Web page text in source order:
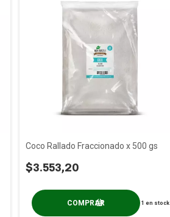
Coco Rallado Fraccionado x 500 gs
$3.553,20
1 en stock